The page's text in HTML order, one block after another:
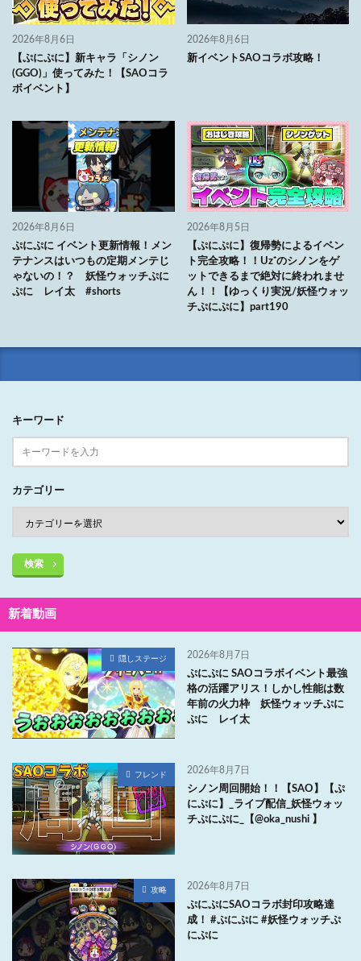
2026年8月6日
【ぷにぷに】新キャラ「シノン
(GGO)」使ってみた！【SAOコラ
ボイベント】
2026年8月6日
新イベントSAOコラボ攻略！
2026年8月6日
ぷにぷに イベント更新情報！メン
テナンスはいつもの定期メンテじ
ゃないの！？ 妖怪ウォッチぷに
ぷに レイ太 #shorts
2026年8月5日
【ぷにぷに】復帰勢によるイベン
ト完全攻略！！Uz⁺のシノンをゲ
ットできるまで絶対に終われませ
ん！！【ゆっくり実況/妖怪ウォッ
チぷにぷに】part190
キーワード
カテゴリー
検索
新着動画
隠しステージ 2026年8月7日
ぷにぷに SAOコラボイベント最強
格の活躍アリス！しかし性能は数
年前の火力枠 妖怪ウォッチぷに
ぷに レイ太
フレンド 2026年8月7日
シノン周回開始！！【SAO】【ぷ
にぷに】_ライブ配信_妖怪ウォッ
チぷにぷに_【@oka_nushi 】
攻略 2026年8月7日
ぷにぷにSAOコラボ封印攻略達
成！ #ぷにぷに #妖怪ウォッチぷ
にぷに